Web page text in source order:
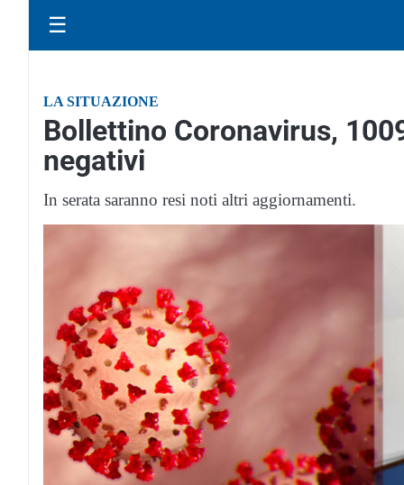
☰
LA SITUAZIONE
Bollettino Coronavirus,
negativi
In serata saranno resi noti altri aggiornamenti.